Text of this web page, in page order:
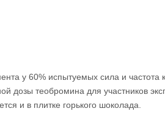
у 60% испытуемых сила и частота
дозы теобромина для участников
и в плитке горького шоколада.